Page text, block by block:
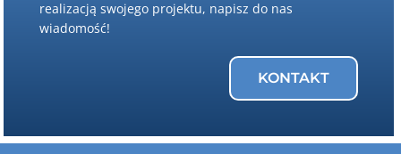
realizacją swojego projektu, napisz do nas
wiadomość!
KONTAKT